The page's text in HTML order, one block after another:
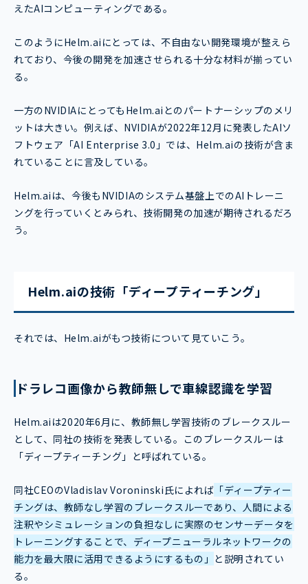
えたAIコンピューティングである。
このようにHelm.aiにとっては、不自由ない開発環境が整えら
れており、今後の開発を加速させられる十分な材料が揃ってい
る。
一方のNVIDIAにとってもHelm.aiとのパートナーシップのメリ
ットは大きい。例えば、NVIDIAが2022年12月に発表したAIソ
フトウェア「AI Enterprise 3.0」では、Helm.aiの技術が含ま
れていることに言及している。
Helm.aiは、今後もNVIDIAのシステム基盤上でのAIトレーニ
ングを行っていくとみられ、技術開発の加速が期待されるだろ
う。
Helm.aiの技術「ディープティーチング」
それでは、Helm.aiがもつ技術について見ていこう。
ドラレコ画像から教師無しで車線認識を学習
Helm.aiは2020年6月に、教師無し学習技術のブレークスルー
として、同社の技術を発表している。このブレークスルーは
「ディープティーチング」と呼ばれている。
同社CEOのVladislav Voroninski氏によれば 「ディープティー
チングは、教師なし学習のブレークスルーであり、人間による
注釈やシミュレーションの負担なしに実際のセンサーデータを
トレーニングすることで、ディープニューラルネットワークの
能力を最大限に活用できるようにするもの」 と説明されてい
る。